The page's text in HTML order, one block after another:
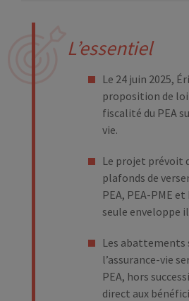
L’essentiel
Le 24 juin 2025,
proposition de
fiscalité du PEA
vie.
Le projet prévoit
plafonds de
PEA, PEA-PME
seule enveloppe
Les abattements
l’assurance-vie
PEA, hors
direct aux